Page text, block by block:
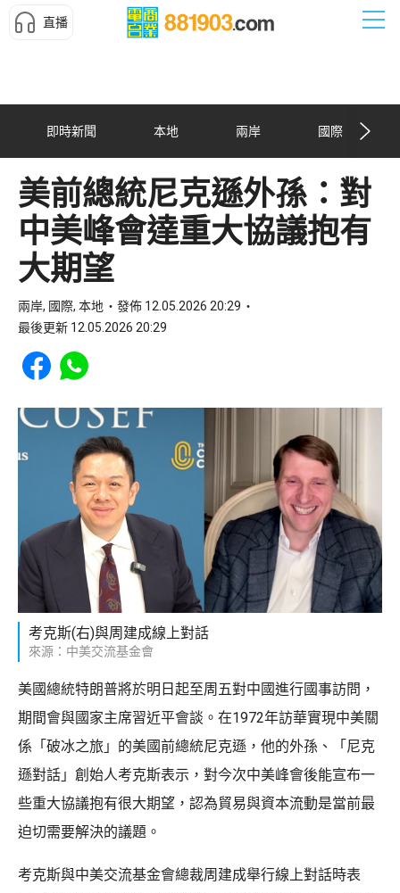
直播
即時新聞 本地 兩岸 國際
美前總統尼克遜外孫：對
中美峰會達重大協議抱有
大期望
兩岸, 國際, 本地
發佈 12.05.2026 20:29
最後更新 12.05.2026 20:29
Share to Facebook
Share to WhatsApp
考克斯(右)與周建成線上對話
來源：中美交流基金會
美國總統特朗普將於明日起至周五對中國進行國事訪問，
期間會與國家主席習近平會談。在1972年訪華實現中美關
係「破冰之旅」的美國前總統尼克遜，他的外孫、「尼克
遜對話」創始人考克斯表示，對今次中美峰會後能宣布一
些重大協議抱有很大期望，認為貿易與資本流動是當前最
迫切需要解決的議題。
考克斯與中美交流基金會總裁周建成舉行線上對話時表